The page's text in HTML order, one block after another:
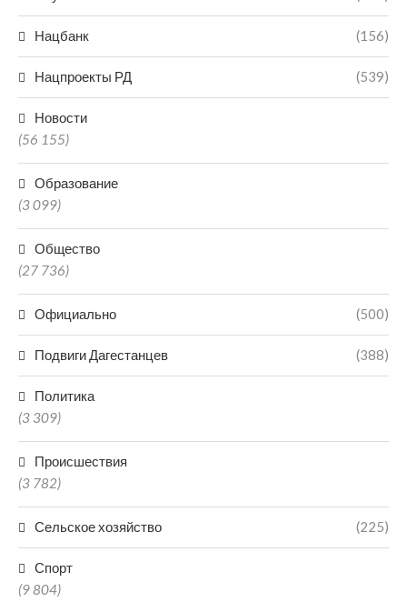
Нацбанк (156)
Нацпроекты РД (539)
Новости
(56 155)
Образование
(3 099)
Общество
(27 736)
Официально (500)
Подвиги Дагестанцев (388)
Политика
(3 309)
Происшествия
(3 782)
Сельское хозяйство (225)
Спорт
(9 804)